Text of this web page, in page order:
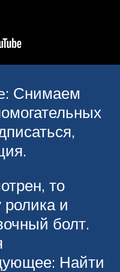
Снимаем
то
ролика и
болт.
Найти